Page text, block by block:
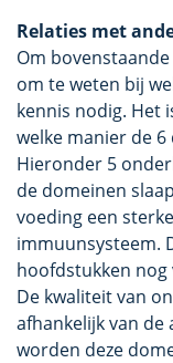
Relaties met
Om
om te weten bij
kennis nodig. Het
welke manier de
Hieronder 5
de domeinen
voeding een
immuunsysteem.
hoofdstukken
De kwaliteit van
afhankelijk van
worden deze